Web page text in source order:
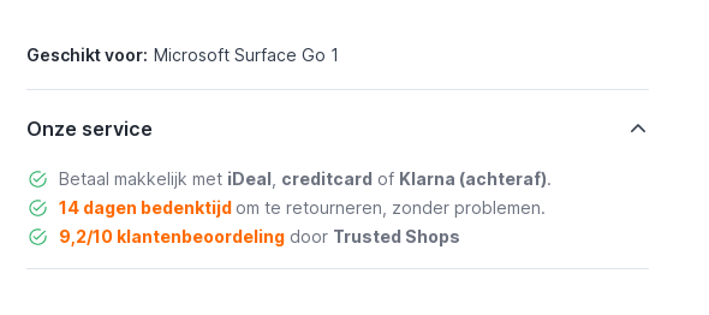
Geschikt voor: Microsoft Surface Go 1
Onze service
Betaal makkelijk met iDeal creditcard of Klarna (achteraf).
14 dagen bedenktijd om te retourneren, zonder problemen.
9,2/10 klantenbeoordelingdoor Trusted Shops